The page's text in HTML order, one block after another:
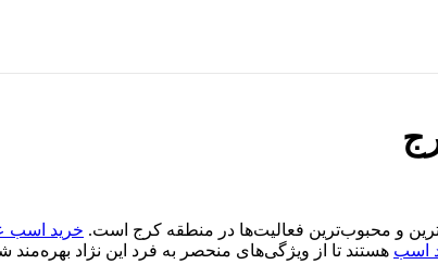
و محبوب‌ترین فعالیت‌ها در منطقه کرج است. خرید اسب
اسب هستند تا از ویژگی‌های منحصر به فرد این نژاد بهره‌مند